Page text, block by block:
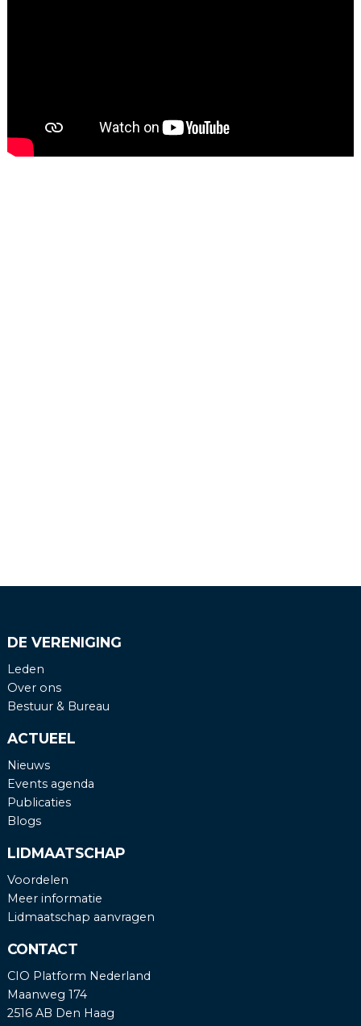
DE VERENIGING
Leden
Over ons
Bestuur & Bureau
ACTUEEL
Nieuws
Events agenda
Publicaties
Blogs
LIDMAATSCHAP
Voordelen
Meer informatie
Lidmaatschap aanvragen
CONTACT
CIO Platform Nederland
Maanweg 174
2516 AB Den Haag